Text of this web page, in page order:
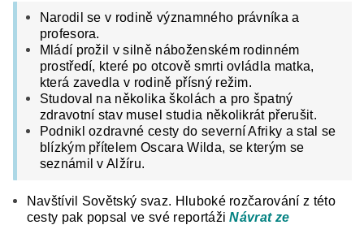
Narodil se v rodině významného právníka a
profesora.
Mládí prožil v silně náboženském rodinném
prostředí, které po otcově smrti ovládla matka,
která zavedla v rodině přísný režim.
Studoval na několika školách a pro špatný
zdravotní stav musel studia několikrát přerušit.
Podnikl ozdravné cesty do severní Afriky a stal se
blízkým přítelem Oscara Wilda, se kterým se
seznámil v Alžíru.
Navštívil Sovětský svaz. Hluboké rozčarování z této
cesty pak popsal ve své reportážiNávrat ze